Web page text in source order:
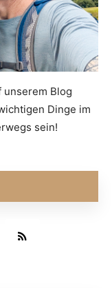
unserem Blog
Dinge im
sein!